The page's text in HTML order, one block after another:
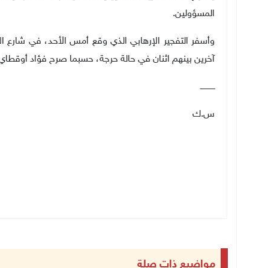
المسؤولين.
آخرين بينهم اثنان في حالة حرجة، حسبما صرح فؤاد
ــــــــــــ
س.ك
مواضيع ذات صلة